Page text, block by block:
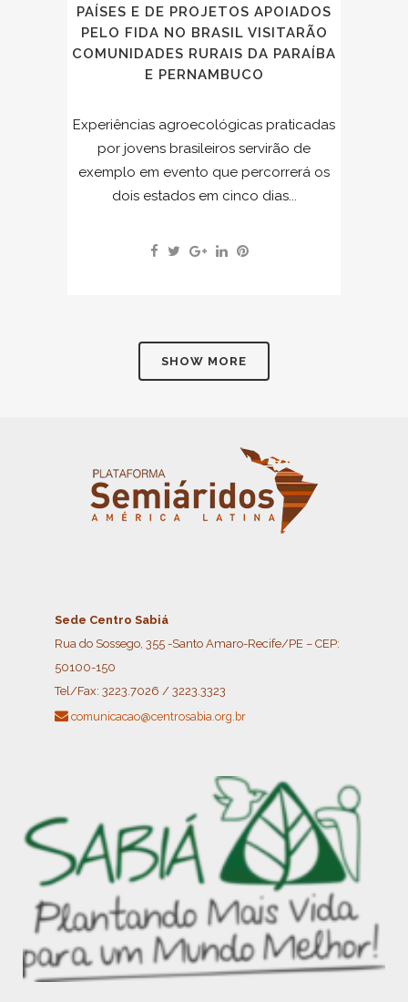
PAÍSES E DE PROJETOS APOIADOS
PELO FIDA NO BRASIL VISITARÃO
COMUNIDADES RURAIS DA PARAÍBA
E PERNAMBUCO
Experiências agroecológicas praticadas
por jovens brasileiros servirão de
exemplo em evento que percorrerá os
dois estados em cinco dias...
SHOW MORE
Sede Centro Sabiá
Rua do Sossego, 355 -Santo Amaro-Recife/PE – CEP:
50100-150
Tel/Fax: 3223.7026 / 3223.3323
comunicacao@centrosabia.org.br